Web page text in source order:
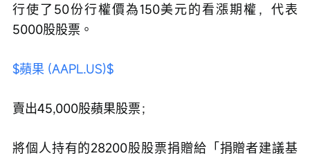
行使了50份行權價為150美元的看漲期權，代表
5000股股票。
$蘋果 (AAPL.US)$
賣出45,000股蘋果股票；
將個人持有的28200股股票捐贈給「捐贈者建議基